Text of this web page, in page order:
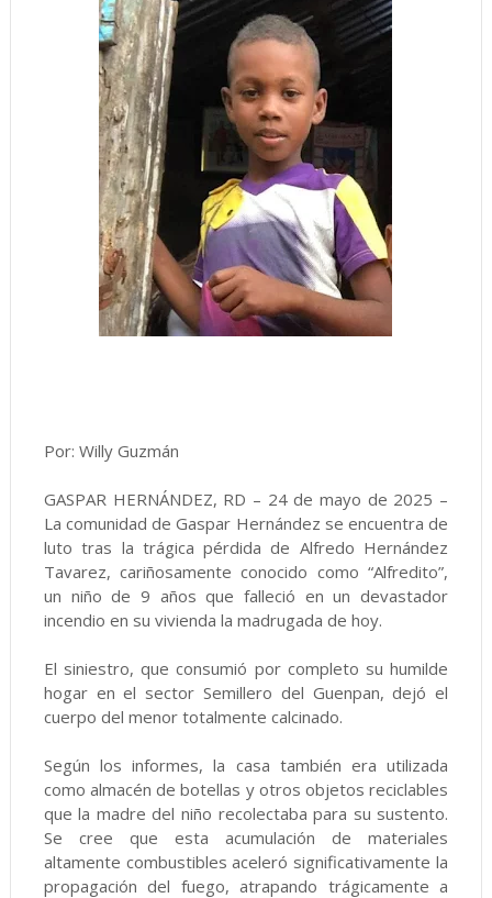
Por: Willy Guzmán
GASPAR HERNÁNDEZ, RD – 24 de mayo de 2025 –
La comunidad de Gaspar Hernández se encuentra de
luto tras la trágica pérdida de Alfredo Hernández
Tavarez, cariñosamente conocido como “Alfredito”,
un niño de 9 años que falleció en un devastador
incendio en su vivienda la madrugada de hoy.
El siniestro, que consumió por completo su humilde
hogar en el sector Semillero del Guenpan, dejó el
cuerpo del menor totalmente calcinado.
Según los informes, la casa también era utilizada
como almacén de botellas y otros objetos reciclables
que la madre del niño recolectaba para su sustento.
Se cree que esta acumulación de materiales
altamente combustibles aceleró significativamente la
propagación del fuego, atrapando trágicamente a